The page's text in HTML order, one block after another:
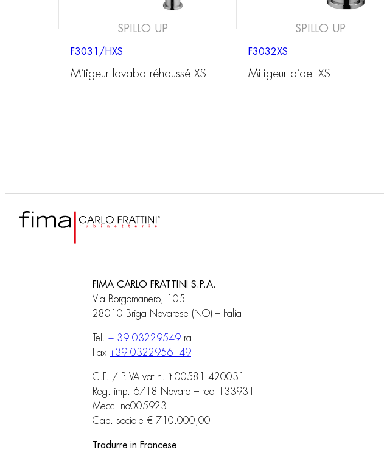
SPILLO UP
F3031/HXS
Mitigeur lavabo réhaussé XS
SPILLO UP
F3032XS
Mitigeur bidet XS
FIMA CARLO FRATTINI S.P.A.
Via Borgomanero, 105
28010 Briga Novarese (NO) – Italia
Tel. + 39 03229549 ra
Fax +39 0322956149
C.F. / P.IVA vat n. it 00581 420031
Reg. imp. 6718 Novara – rea 133931
Mecc. no005923
Cap. sociale € 710.000,00
Tradurre in Francese